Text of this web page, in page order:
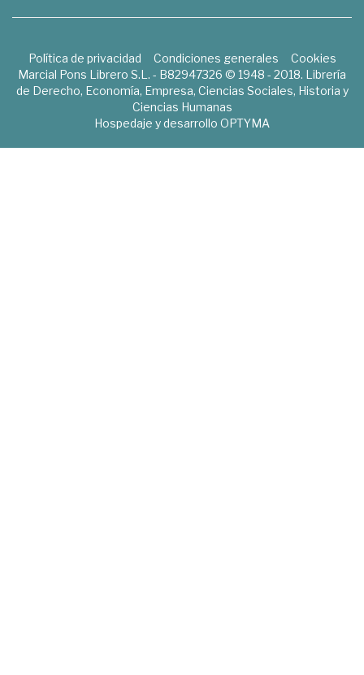
Política de privacidad Condiciones generales
Cookies
Marcial Pons Librero S.L. - B82947326 © 1948 - 2018. Librería
de Derecho, Economía, Empresa, Ciencias Sociales, Historia y
Ciencias Humanas
Hospedaje y desarrollo OPTYMA